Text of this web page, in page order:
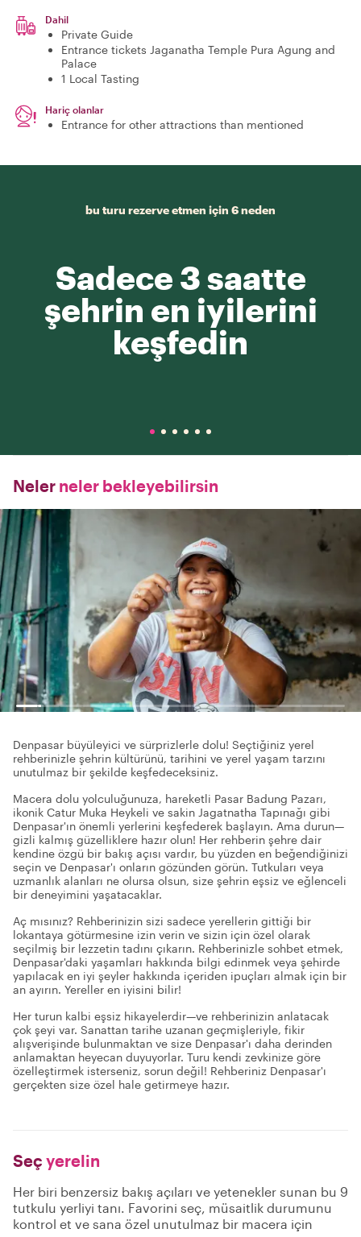
Dahil
Private Guide
Entrance tickets Jaganatha Temple Pura Agung and
Palace
1 Local Tasting
Hariç olanlar
Entrance for other attractions than mentioned
bu turu rezerve etmen için 6 neden
Sadece 3 saatte
şehrin en iyilerini
keşfedin
Neler neler bekleyebilirsin
Denpasar büyüleyici ve sürprizlerle dolu! Seçtiğiniz yerel
rehberinizle şehrin kültürünü, tarihini ve yerel yaşam tarzını
unutulmaz bir şekilde keşfedeceksiniz.
Macera dolu yolculuğunuza, hareketli Pasar Badung Pazarı,
ikonik Catur Muka Heykeli ve sakin Jagatnatha Tapınağı gibi
Denpasar'ın önemli yerlerini keşfederek başlayın. Ama durun—
gizli kalmış güzelliklere hazır olun! Her rehberin şehre dair
kendine özgü bir bakış açısı vardır, bu yüzden en beğendiğinizi
seçin ve Denpasar'ı onların gözünden görün. Tutkuları veya
uzmanlık alanları ne olursa olsun, size şehrin eşsiz ve eğlenceli
bir deneyimini yaşatacaklar.
Aç mısınız? Rehberinizin sizi sadece yerellerin gittiği bir
lokantaya götürmesine izin verin ve sizin için özel olarak
seçilmiş bir lezzetin tadını çıkarın. Rehberinizle sohbet etmek,
Denpasar'daki yaşamları hakkında bilgi edinmek veya şehirde
yapılacak en iyi şeyler hakkında içeriden ipuçları almak için bir
an ayırın. Yereller en iyisini bilir!
Her turun kalbi eşsiz hikayelerdir—ve rehberinizin anlatacak
çok şeyi var. Sanattan tarihe uzanan geçmişleriyle, fikir
alışverişinde bulunmaktan ve size Denpasar'ı daha derinden
anlamaktan heyecan duyuyorlar. Turu kendi zevkinize göre
özelleştirmek isterseniz, sorun değil! Rehberiniz Denpasar'ı
gerçekten size özel hale getirmeye hazır.
Seç yerelin
Her biri benzersiz bakış açıları ve yetenekler sunan bu 9
tutkulu yerliyi tanı. Favorini seç, müsaitlik durumunu
kontrol et ve sana özel unutulmaz bir macera için